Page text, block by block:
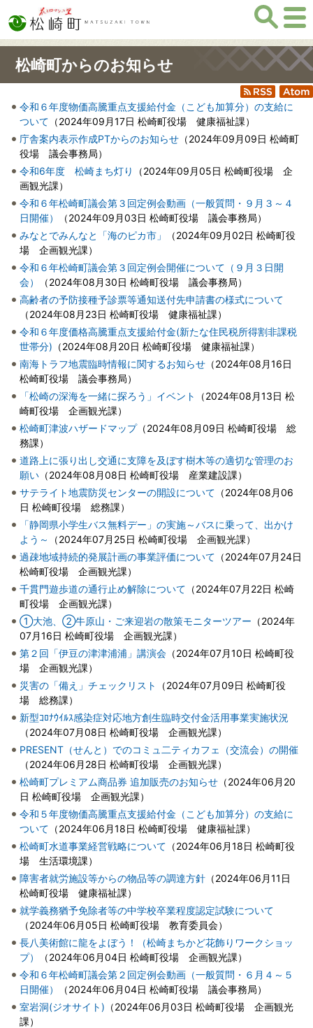
松崎町からのお知らせ
RSS Atom
令和６年度物価高騰重点支援給付金（こども加算分）の支給に
ついて （2024年09月17日 松崎町役場 健康福祉課）
庁舎案内表示作成PTからのお知らせ （2024年09月09日 松崎町
役場 議会事務局）
令和6年度 松崎まち灯り
（2024年09月05日 松崎町役場 企
画観光課）
令和６年松崎町議会第３回定例会動画（一般質問・９月３～４
日開催）
（2024年09月03日 松崎町役場 議会事務局）
みなとでみんなと「海のピカ市」
（2024年09月02日 松崎町役
場 企画観光課）
令和６年松崎町議会第３回定例会開催について（９月３日開
会）
（2024年08月30日 松崎町役場 議会事務局）
高齢者の予防接種予診票等通知送付先申請書の様式について
（2024年08月23日 松崎町役場 健康福祉課）
令和６年度価格高騰重点支援給付金(新たな住民税所得割非課税
世帯分) （2024年08月20日 松崎町役場 健康福祉課）
南海トラフ地震臨時情報に関するお知らせ （2024年08月16日
松崎町役場 議会事務局）
「松崎の深海を一緒に探ろう」イベント
（2024年08月13日 松
崎町役場 企画観光課）
松崎町津波ハザードマップ（2024年08月09日 松崎町役場 総
務課）
道路上に張り出し交通に支障を及ぼす樹木等の適切な管理のお
願い （2024年08月08日 松崎町役場 産業建設課）
サテライト地震防災センターの開設について （2024年08月06
日 松崎町役場 総務課）
「静岡県小学生バス無料デー」の実施～バスに乗って、出かけ
よう～
（2024年07月25日 松崎町役場 企画観光課）
過疎地域持続的発展計画の事業評価について （2024年07月24日
松崎町役場 企画観光課）
千貫門遊歩道の通行止め解除について （2024年07月22日 松崎
町役場 企画観光課）
①大池、②牛原山・ご来迎岩の散策モニターツアー （2024年
07月16日 松崎町役場 企画観光課）
第２回「伊豆の津津浦浦」講演会 （2024年07月10日 松崎町役
場 企画観光課）
災害の「備え」チェックリスト
（2024年07月09日 松崎町役
場 総務課）
新型ｺﾛﾅｳｲﾙｽ感染症対応地方創生臨時交付金活用事業実施状況
（2024年07月08日 松崎町役場 企画観光課）
PRESENT（せんと）でのコミュ二ティカフェ（交流会）の開催
（2024年06月28日 松崎町役場 企画観光課）
松崎町プレミアム商品券 追加販売のお知らせ （2024年06月20
日 松崎町役場 企画観光課）
令和５年度物価高騰重点支援給付金（こども加算分）の支給に
ついて （2024年06月18日 松崎町役場 健康福祉課）
松崎町水道事業経営戦略について （2024年06月18日 松崎町役
場 生活環境課）
障害者就労施設等からの物品等の調達方針 （2024年06月11日
松崎町役場 健康福祉課）
就学義務猶予免除者等の中学校卒業程度認定試験について
（2024年06月05日 松崎町役場 教育委員会）
長八美術館に龍をよぼう！（松崎まちかど花飾りワークショッ
プ）
（2024年06月04日 松崎町役場 企画観光課）
令和６年松崎町議会第２回定例会動画（一般質問・６月４～５
日開催）
（2024年06月04日 松崎町役場 議会事務局）
室岩洞(ジオサイト) （2024年06月03日 松崎町役場 企画観光
課）